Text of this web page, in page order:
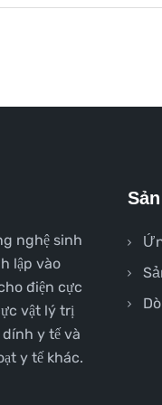
nghệ sinh
lập vào
điện cực
vật lý trị
y tế và
y tế khác.